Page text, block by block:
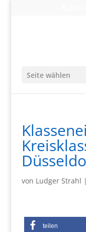
Seite wählen
von Ludger Strahl |
teilen